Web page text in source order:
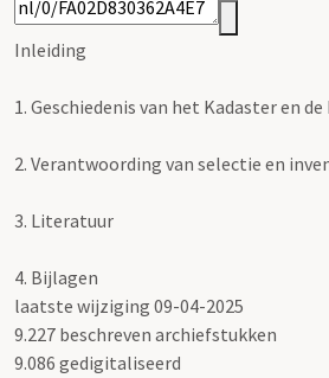
Inleiding
1. Geschiedenis van het Kadaster en
2. Verantwoording van selectie en
3. Literatuur
4. Bijlagen
laatste wijziging 09-04-2025
9.227 beschreven archiefstukken
9.086 gedigitaliseerd